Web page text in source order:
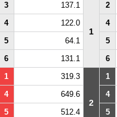
3 137.1
1
2
4 122.0
4
5 64.1
5
6 131.1 6
1 319.3
2
1
4 649.6
4
5 512.4
5